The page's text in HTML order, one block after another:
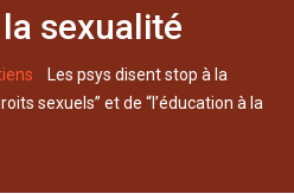
la sexualité
- Les psys disent stop à la
sexuels” et de “l’éducation à la